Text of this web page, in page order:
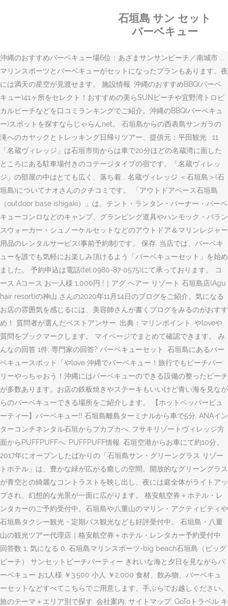
石垣島 サン セット
バーベキュー
沖縄のおすすめバーベキュー場6位：あざまサンサンビーチ／南城市 ...
マリンスポーツとバーベキューがセットになったプランもあります。夜
には満天の星空が見渡せます。 施設情報. 沖縄のおすすめBBQ(バーベ
キュー)41ヶ所をセレクト！おすすめの美らSUNビーチや宜野湾トロピ
カルビーチなどを口コミランキングでご紹介。沖縄のBBQ(バーベキュ
ー)スポットを探すならじゃらんnet。 石垣島からの西表島サンガラの
滝へのカヤックとトレッキング日帰りツアー、提供元：平田観光 . 11.
「名蔵ヴィレッジ」は石垣市街からは車で20分ほどの名蔵湾に面した
ところにある駐車場付きのコテージタイプの宿です。「名蔵ヴィレッ
ジ」の部屋の中はとても広く、落ち着... 名蔵ヴィレッジ ＜石垣島＞(石
垣島)についてナオさんのクチコミです。 「アウトドアベース石垣島
（outdoor base ishigaki）」は、テント・ランタン・バーナー・バーベ
キューコンロなどのキャンプ、グランピング道具やハンモック・バラン
スウォーカー・シュノーケルセットなどのアウトドア＆マリンレジャー
用品のレンタルサービス(事前予約制)です。 保存. 当店では、バーベキ
ューを誰でも気軽にお楽しみ頂けるよう「バーベキューセット」を始め
ました。 予約申込は電話(tel:0980-87-0575)にて承っております。 コ
ース Aコース お一人様 1,000円 !｜アグ ヘアー リゾート 石垣島店(Agu
hair resort)の神山 さんの2020年11月14日のブログをご紹介。気になる
お店の雰囲気を感じるには、美容師さんが書くブログをみるのがおすす
め！ 質問者が選んだベストアンサー. 出典：マリンポイント. やloveや.
質問をブックマークします。 マイページでまとめて確認できます。 み
んなの回答 1件; 専門家の回答? バーベキューセット. 石垣島にあるバー
ベキュースポット「やlove 沖縄でバーベキュー！旅行でもビーチパー
リーやっちゃおう！沖縄にはバーベキューのできる設備の整ったビーチ
が多数あります。お店の鉄板焼きやステーキもいいけど青い海を見なが
らのバーベキューできる場所をご紹介します。 【ホットペッパービュ
ーティー】バーベキュー!! 石垣島離島ターミナルから車で5分; ANAイン
ターコンチネンタル石垣からプカプカへ; フサキリゾートヴィレッジ方
面からPUFFPUFFへ; PUFFPUFF情報. 石垣空港からお車にて約10分、
2017年にオープンしたばかりの「石垣島サン・グリーングラス リゾー
トホテル」は、豊かな緑が広がる癒しの空間。開放的なグリーングラス
が青空との綺麗なコントラストを映し出し、夜には庭全体がライトアッ
プされ、幻想的な光景が一面に広がります。 格安航空券＋ホテル・レ
ンタカーのご予約受付中。石垣島や八重山のマリン・アクティビティや
石垣島タクシー観光・定期バス観光なども好評受付中。 石垣島・八重
山の観光ツアー代理店｜格安航空券＋ホテル・レンタカー予約受付中.
回答数 1; 気になる 0. 石垣島マリンスポーツ-big beach石垣島（ビッグ
ビーチ） サンセットビーチパーティー きれいな海と夕日を見ながらバ
ーベキュー お1人様 ￥3,500 小人 ￥2,000 食材、飲み物、バーベキュ
ーセットなどすべてこちらでご用意します。手ぶらでお越しください。
旅のテーマ＋エリア別で探す. 会社案内; サイトマップ; GoToトラベル キ